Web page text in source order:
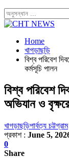
Home
খাগড়াছড়ি
বিশ্ব পরিবেশ
কর্মসূচি পালন
বিশ্ব পরিবেশ
অভিযান ও
খাগড়াছড়িপার্বত্য চট্টগ্রাম
প্রকাশ : June 5,
0
Share